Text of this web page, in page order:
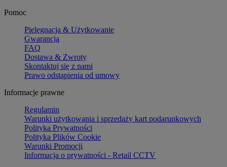
Pomoc
Pielęgnacja & Użytkowanie
Gwarancja
FAQ
Dostawa & Zwroty
Skontaktuj się z nami
Prawo odstąpienia od umowy
Informacje prawne
Regulamin
Warunki użytkowania i sprzedaży kart podarunkowych
Polityka Prywatności
Polityka Plików Cookie
Warunki Promocji
Informacja o prywatności - Retail CCTV